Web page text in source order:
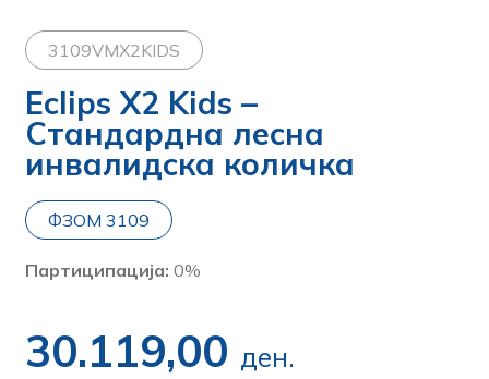
3109VMX2KIDS
Eclips X2 Kids –
Стандардна лесна
инвалидска количка
ФЗОМ 3109
Партиципација: 0%
30.119,00 ден.